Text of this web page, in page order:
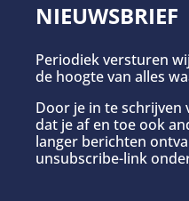
NIEUWSBRIEF
Periodiek versturen
de hoogte van alles
Door je in te
dat je af en toe ook
langer berichten
unsubscribe-link